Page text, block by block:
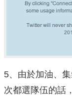
5、由於加油、
次都選隊伍的話